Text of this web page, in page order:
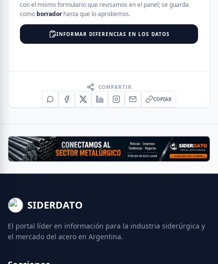
con el mismo formulario que revisamos en el panel; se guarda
como borradorhasta que lo aprobemos.
INFORMAR DIFERENCIAS EN LOS DATOS
COMPARTIR
COPIAR
SIDERDATO
El portal líder en información para la industria siderúrgica y
el mercado del acero en Argentina.